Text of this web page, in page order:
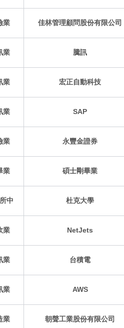
業 佳林管理顧問股份有限公司
業 騰訊
業 宏正自動科技
業 SAP
業 永豐金證券
業 碩士剛畢業
中 杜克大學
業 NetJets
業 台積電
業 AWS
業 朝聲工業股份有限公司